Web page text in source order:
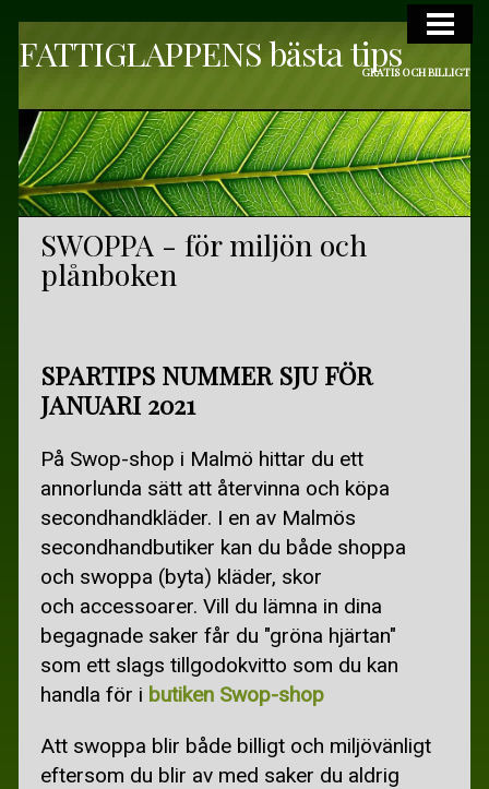
VARDAGSLYX
DAGSPA ÖVRIGA SVERIGE
ELEVBEHANDLINGAR
KULTUR
GRATIS KULTUR I SKÅNE
STARTA EN BOKCIRKEL
RESOR
BILLIGA FLYGBILJETTER
BILLIGA RESOR
GRATIS SEMESTER
SKIDÅKNING I SVERIGE
RECEPT
BILLIGARE MAT
FATTIGLAPPENS bästa tipsGRATIS OCH BILLIGT
SWOPPA - för miljön och
plånboken
SPARTIPS NUMMER SJU FÖR
JANUARI 2021
På Swop-shop i Malmö hittar du ett
annorlunda sätt att återvinna och köpa
secondhandkläder. I en av Malmös
secondhandbutiker kan du både shoppa
och swoppa (byta) kläder, skor
och accessoarer. Vill du lämna in dina
begagnade saker får du "gröna hjärtan"
som ett slags tillgodokvitto som du kan
handla för i butiken Swop-shop
Att swoppa blir både billigt och miljövänligt
eftersom du blir av med saker du aldrig